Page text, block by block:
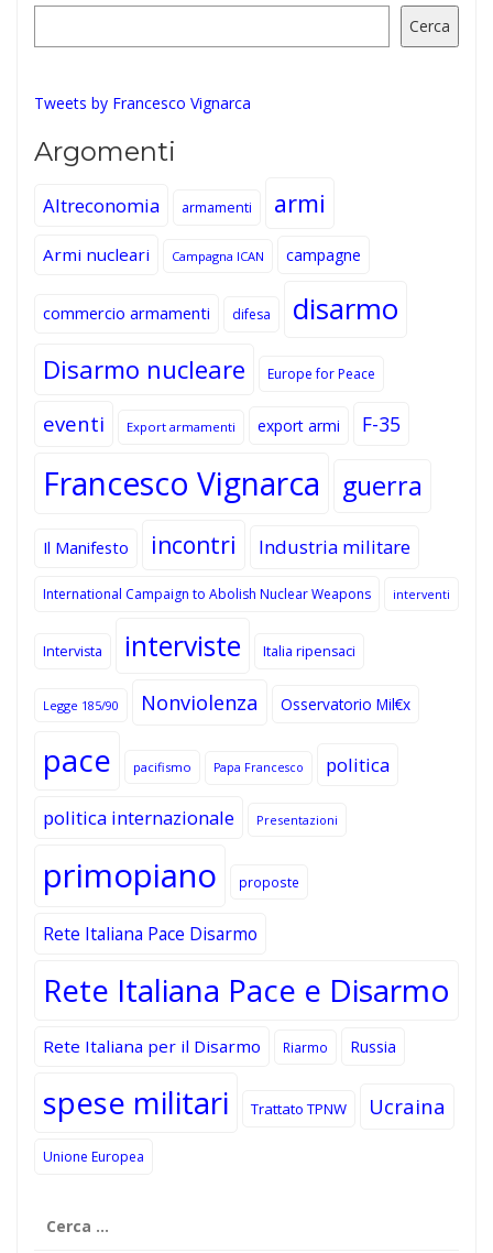
Cerca
Tweets by Francesco Vignarca
Argomenti
Altreconomia armamenti armi
Armi nucleari Campagna ICAN campagne
commercio armamenti difesa disarmo
Disarmo nucleare Europe for Peace
eventi Export armamenti export armi F-35
Francesco Vignarca guerra
Il Manifesto incontri Industria militare
International Campaign to Abolish Nuclear Weapons interventi
Intervista interviste Italia ripensaci
Legge 185/90 Nonviolenza Osservatorio Mil€x
pace pacifismo Papa Francesco politica
politica internazionale Presentazioni
primopiano proposte
Rete Italiana Pace Disarmo
Rete Italiana Pace e Disarmo
Rete Italiana per il Disarmo Riarmo Russia
spese militari Trattato TPNW Ucraina
Unione Europea
per: